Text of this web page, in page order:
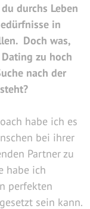
durchs Leben
in
Doch was,
zu hoch
nach der
habe ich es
bei ihrer
Partner zu
habe ich
perfekten
sein kann.